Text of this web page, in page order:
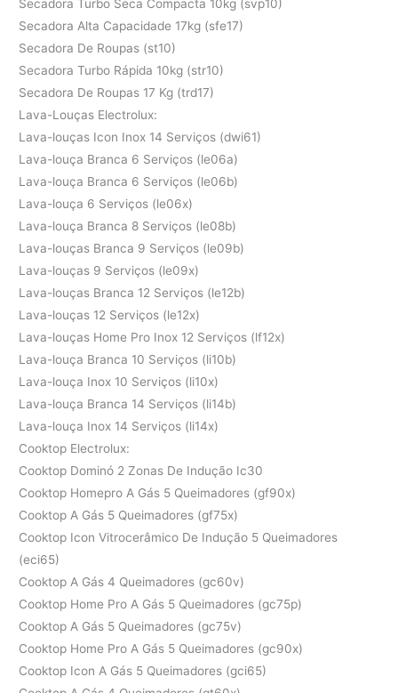
Secadora Turbo Seca Compacta 10kg (svp10)
Secadora Alta Capacidade 17kg (sfe17)
Secadora De Roupas (st10)
Secadora Turbo Rápida 10kg (str10)
Secadora De Roupas 17 Kg (trd17)
Lava-Louças Electrolux:
Lava-louças Icon Inox 14 Serviços (dwi61)
Lava-louça Branca 6 Serviços (le06a)
Lava-louça Branca 6 Serviços (le06b)
Lava-louça 6 Serviços (le06x)
Lava-louça Branca 8 Serviços (le08b)
Lava-louças Branca 9 Serviços (le09b)
Lava-louças 9 Serviços (le09x)
Lava-louças Branca 12 Serviços (le12b)
Lava-louças 12 Serviços (le12x)
Lava-louças Home Pro Inox 12 Serviços (lf12x)
Lava-louça Branca 10 Serviços (li10b)
Lava-louça Inox 10 Serviços (li10x)
Lava-louça Branca 14 Serviços (li14b)
Lava-louça Inox 14 Serviços (li14x)
Cooktop Electrolux:
Cooktop Dominó 2 Zonas De Indução Ic30
Cooktop Homepro A Gás 5 Queimadores (gf90x)
Cooktop A Gás 5 Queimadores (gf75x)
Cooktop Icon Vitrocerâmico De Indução 5 Queimadores
(eci65)
Cooktop A Gás 4 Queimadores (gc60v)
Cooktop Home Pro A Gás 5 Queimadores (gc75p)
Cooktop A Gás 5 Queimadores (gc75v)
Cooktop Home Pro A Gás 5 Queimadores (gc90x)
Cooktop Icon A Gás 5 Queimadores (gci65)